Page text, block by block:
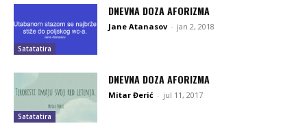
Satatatira
DNEVNA DOZA AFORIZMA
Jane Atanasov - jan 2, 2018
Satatatira
DNEVNA DOZA AFORIZMA
Mitar Đerić - jul 11, 2017